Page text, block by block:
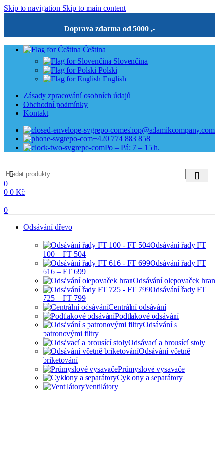
Skip to navigation Skip to main content
Doprava zdarma od 5000 ,-
Čeština
Slovenčina
Polski
English
Zásady zpracování osobních údajů
Obchodní podmínky
Kontakt
eshop@adamikcompany.com
+420 774 883 858
Po – Pá: 7 – 15 h.
0
0 0 Kč
0
Odsávání dřevo
Odsávání řady FT
100 – FT 504
Odsávání řady FT
616 – FT 699
Odsávání olepovaček hran
Odsávání řady FT
725 – FT 799
Centrální odsávání
Podtlakové odsávání
Odsávání s
patronovými filtry
Odsávací a brousící stoly
Odsávání včetně
briketování
Průmyslové vysavače
Cyklony a separátory
Ventilátory